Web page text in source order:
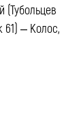
(Тубольцев
61) – Колос,